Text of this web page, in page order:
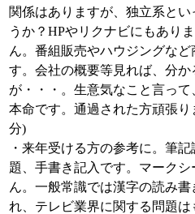
関係はありますが、独立系と
うか？HPやリクナビにもあり
ん。番組販売やハウジングな
す。会社の概要等見れば、分
が・・・。生意気なこと言っ
本命です。通過された方頑張り
分)
・来年受ける方の参考に。筆
題、手書き記入です。マーク
ん。一般常識では漢字の読み
れ、テレビ業界に関する問題